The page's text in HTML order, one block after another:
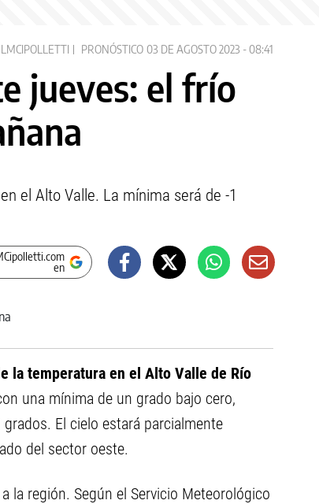
LMCIPOLLETTI PRONÓSTICO 03 DE AGOSTO 2023 - 08:41
jueves: el frío
el Alto Valle. La mínima será de -1
en
la temperatura en el Alto Valle de Río
una mínima de un grado bajo cero,
El cielo estará parcialmente
del sector oeste.
la región. Según el Servicio Meteorológico